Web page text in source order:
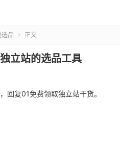
品  正文
立站的选品工具
，回复01免费领取独立站干货。